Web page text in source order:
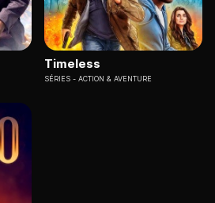
Timeless
SÉRIES ACTION & AVENTURE